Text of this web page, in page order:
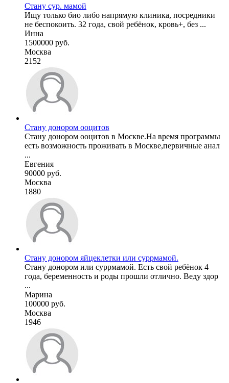
Стану сур. мамой
Ищу только био либо напрямую клиника, посредники
не беспокоить. 32 года, свой ребёнок, кровь+, без ...
Инна
1500000 руб.
Москва
2152
Стану донором ооцитов
Стану донором ооцитов в Москве.На время программы
есть возможность проживать в Москве,первичные анал
...
Евгения
90000 руб.
Москва
1880
Стану донором яйцеклетки или суррмамой.
Стану донором или суррмамой. Есть свой ребёнок 4
года, беременность и роды прошли отлично. Веду здор
...
Марина
100000 руб.
Москва
1946